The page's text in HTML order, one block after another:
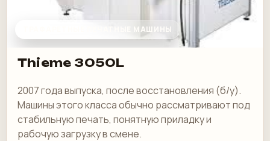
ТРАФАРЕТНЫЕ ПЕЧАТНЫЕ МАШИНЫ
Thieme 3050L
2007 года выпуска, после восстановления (б/у).
Машины этого класса обычно рассматривают под
стабильную печать, понятную приладку и
рабочую загрузку в смене.